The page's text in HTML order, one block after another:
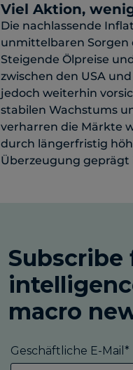
Viel Aktion,
Die nachlassende
unmittelbaren Sorgen
Steigende Ölpreise
zwischen den USA
jedoch weiterhin
stabilen Wachstums
verharren die Märkte
durch längerfristig
Überzeugung geprägt